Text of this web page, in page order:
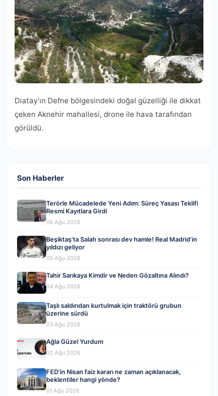
Diatay’ın Defne bölgesindeki doğal güzelliği ile dikkat
çeken Aknehir mahallesi, drone ile hava tarafından
görüldü.
Son Haberler
Terörle Mücadelede Yeni Adım: Süreç Yasası Teklifi
Resmi Kayıtlara Girdi
06 Ağu 2026
Beşiktaş’ta Salah sonrası dev hamle! Real Madrid’in
yıldızı geliyor
05 Ağu 2026
Tahir Sarıkaya Kimdir ve Neden Gözaltına Alındı?
04 Ağu 2026
Taşlı saldırıdan kurtulmak için traktörü grubun
üzerine sürdü
03 Ağu 2026
Ağla Güzel Yurdum
02 Ağu 2026
FED’in Nisan faiz kararı ne zaman açıklanacak,
beklentiler hangi yönde?
01 Ağu 2026